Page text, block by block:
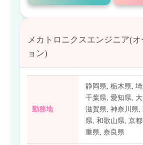
メカトロニクスエンジニア(
ョン)
勤務地
静岡県,栃木県,
千葉県,愛知県,
滋賀県,神奈川県,
県,和歌山県,京
重県,奈良県